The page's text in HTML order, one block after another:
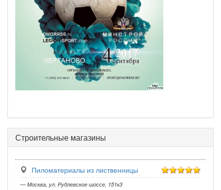
Строительные магазины
Пиломатериалы из лиственницы
— Москва, ул. Рублевское шоссе, 151к3